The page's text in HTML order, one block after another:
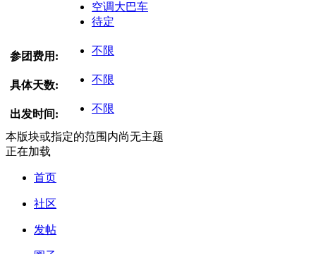
空调大巴车
待定
参团费用: 不限
具体天数: 不限
出发时间: 不限
本版块或指定的范围内尚无主题
正在加载
首页
社区
发帖